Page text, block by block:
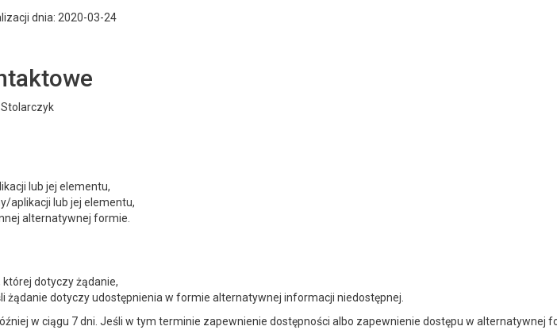
dnia: 2020-03-24
lub jej elementu,
aplikacji lub jej elementu,
alternatywnej formie.
dotyczy żądanie,
dotyczy udostępnienia w formie alternatywnej informacji niedostępnej.
w ciągu 7 dni. Jeśli w tym terminie zapewnienie dostępności albo zapewnienie dostępu w alternatywnej